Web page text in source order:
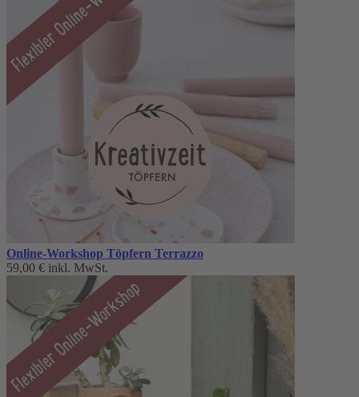
Online-Workshop Töpfern Terrazzo
59,00 € inkl. MwSt.